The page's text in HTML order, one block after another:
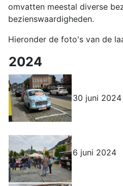
omvatten meestal diverse
bezienswaardigheden.
Hieronder de foto's van de
2024
30 juni 2024
6 juni 2024